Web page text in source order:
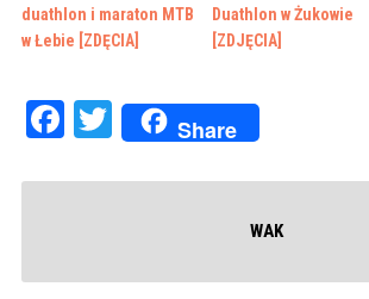
duathlon i maraton MTB
w Łebie [ZDĘCIA]
Duathlon w Żukowie
[ZDJĘCIA]
Facebook
Twitter
Share
WAK